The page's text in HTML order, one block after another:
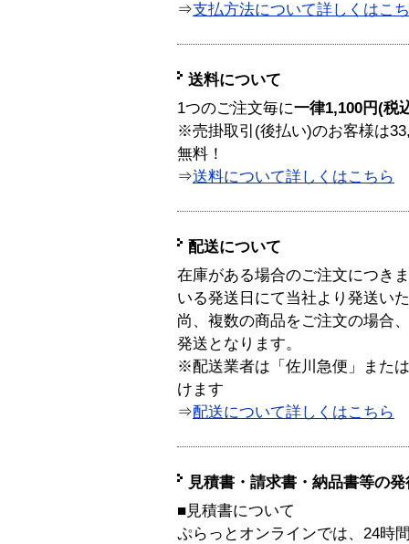
⇒支払方法について詳しくはこ
送料について
1つのご注文毎に一律1,100円(税
※売掛取引(後払い)のお客様は
無料！
⇒送料について詳しくはこちら
配送について
在庫がある場合のご注文につき
いる発送日にて当社より発送い
尚、複数の商品をご注文の場合
発送となります。
※配送業者は「佐川急便」また
けます
⇒配送について詳しくはこちら
見積書・請求書・納品書等の
■見積書について
ぷらっとオンラインでは、24時